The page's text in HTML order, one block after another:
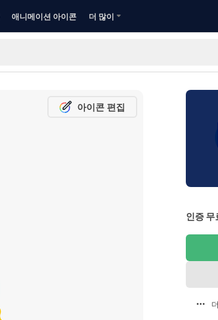
애니메이션 아이콘 더 많이
아이콘 편집
인증 무